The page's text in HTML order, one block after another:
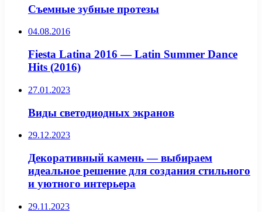
Съемные зубные протезы
04.08.2016
Fiesta Latina 2016 — Latin Summer Dance
Hits (2016)
27.01.2023
Виды светодиодных экранов
29.12.2023
Декоративный камень — выбираем
идеальное решение для создания стильного
и уютного интерьера
29.11.2023